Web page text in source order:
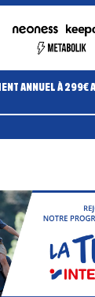
ANNUEL À 299€